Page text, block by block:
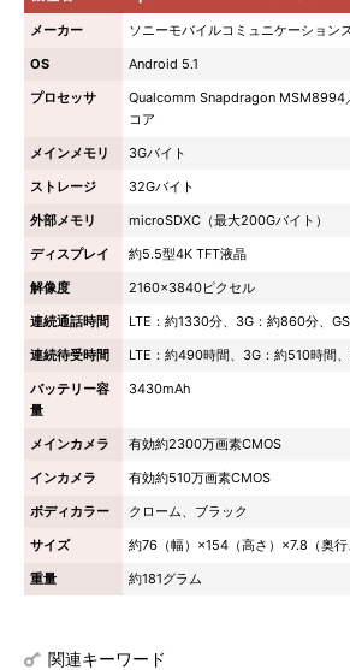
メーカー
ソニーモバイルコミュニケーション
OS
Android 5.1
プロセッサ
Qualcomm Snapdragon MSM8994
コア
メインメモリ
3Gバイト
ストレージ
32Gバイト
外部メモリ
microSDXC（最大200Gバイト）
ディスプレイ
約5.5型4K TFT液晶
解像度
2160×3840ピクセル
連続通話時間
LTE：約1330分、3G：約860分、
連続待受時間
LTE：約490時間、3G：約510時間
バッテリー容
量
3430mAh
メインカメラ
有効約2300万画素CMOS
インカメラ
有効約510万画素CMOS
ボディカラー
クローム、ブラック
サイズ
約76（幅）×154（高さ）×7.8（奥行
重量
約181グラム
関連キーワード